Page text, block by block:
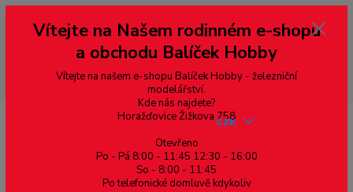
--- pro zákazníky ze Slovenska a jiných zemí, pokud chcete platit v eurech
přepněte si e-shop na euro 💶 pro přepočet měny - pravý horní roh ---
dobírky – pokud si z nějakého důvodu zásilku nevyzvednete, bude po
domluvě zaslána znovu s opětovnou platbou za poštovné, v opačném
případě bude zrušena a účet přidán na blacklist a rušeny následující
objednávky.
CZK
Vítejte na Našem rodinném e-shopu
a obchodu Balíček Hobby
Vítejte na našem e-shopu Balíček Hobby - železniční
modelářství.
Kde nás najdete?
Horažďovice Žižkova 758
Otevřeno
Po - Pá 8:00 - 11:45 12:30 - 16:00
So - 8:00 - 11:45
Po telefonické domluvě kdykoliv